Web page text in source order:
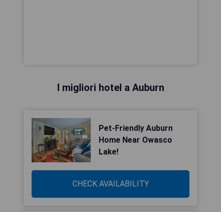
I migliori hotel a Auburn
Pet-Friendly Auburn
Home Near Owasco
Lake!
CHECK AVAILABILITY